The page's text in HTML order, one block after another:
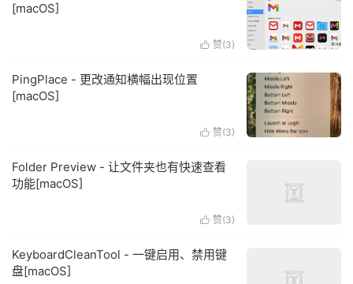
[macOS]
 赞(3)
PingPlace - 更改通知横幅出现位置
[macOS]
 赞(3)
Folder Preview - 让文件夹也有快速查看
功能[macOS]
 赞(3)
KeyboardCleanTool - 一键启用、禁用键
盘[macOS]